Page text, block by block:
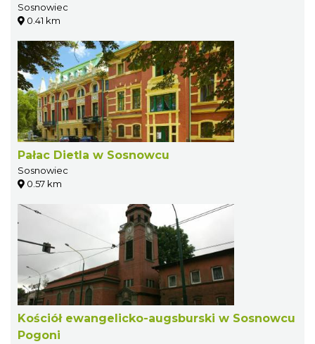
Sosnowiec
0.41 km
Pałac Dietla w Sosnowcu
Sosnowiec
0.57 km
Kościół ewangelicko-augsburski w Sosnowcu
Pogoni